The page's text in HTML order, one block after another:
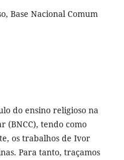
Base Nacional Comum
do ensino religioso na
(BNCC), tendo como
os trabalhos de Ivor
Para tanto, traçamos